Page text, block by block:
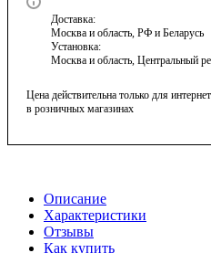
Доставка:
Москва и область, РФ и Беларусь
Установка:
Москва и область, Центральный
Цена действительна только для
в розничных магазинах
Описание
Характеристики
Отзывы
Как купить